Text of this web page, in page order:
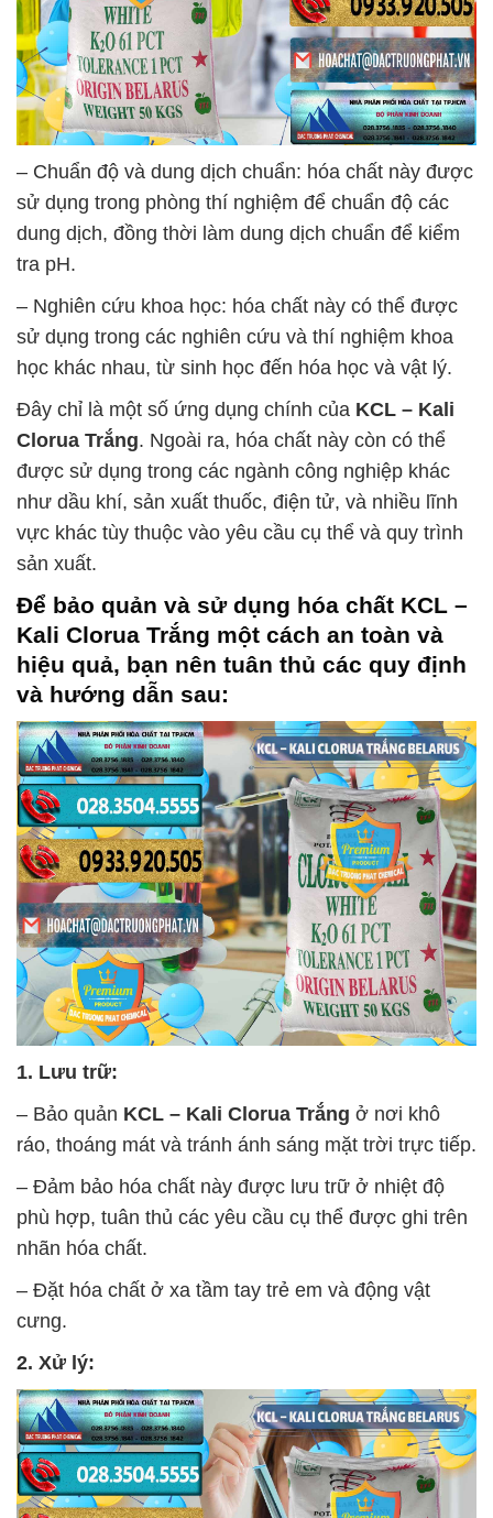
– Chuẩn độ và dung dịch chuẩn: hóa chất này được
sử dụng trong phòng thí nghiệm để chuẩn độ các
dung dịch, đồng thời làm dung dịch chuẩn để kiểm
tra pH.
– Nghiên cứu khoa học: hóa chất này có thể được
sử dụng trong các nghiên cứu và thí nghiệm khoa
học khác nhau, từ sinh học đến hóa học và vật lý.
Đây chỉ là một số ứng dụng chính của KCL – Kali
Clorua Trắng. Ngoài ra, hóa chất này còn có thể
được sử dụng trong các ngành công nghiệp khác
như dầu khí, sản xuất thuốc, điện tử, và nhiều lĩnh
vực khác tùy thuộc vào yêu cầu cụ thể và quy trình
sản xuất.
Để bảo quản và sử dụng hóa chất KCL –
Kali Clorua Trắng một cách an toàn và
hiệu quả, bạn nên tuân thủ các quy định
và hướng dẫn sau:
1. Lưu trữ:
– Bảo quản KCL – Kali Clorua Trắng ở nơi khô
ráo, thoáng mát và tránh ánh sáng mặt trời trực tiếp.
– Đảm bảo hóa chất này được lưu trữ ở nhiệt độ
phù hợp, tuân thủ các yêu cầu cụ thể được ghi trên
nhãn hóa chất.
– Đặt hóa chất ở xa tầm tay trẻ em và động vật
cưng.
2. Xử lý: